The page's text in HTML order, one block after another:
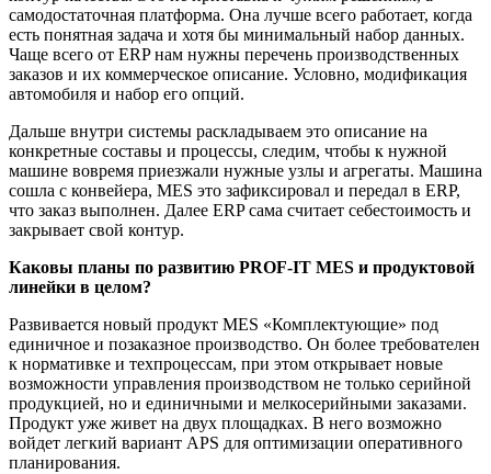
самодостаточная платформа. Она лучше всего работает, когда
есть понятная задача и хотя бы минимальный набор данных.
Чаще всего от ERP нам нужны перечень производственных
заказов и их коммерческое описание. Условно, модификация
автомобиля и набор его опций.
Дальше внутри системы раскладываем это описание на
конкретные составы и процессы, следим, чтобы к нужной
машине вовремя приезжали нужные узлы и агрегаты. Машина
сошла с конвейера, MES это зафиксировал и передал в ERP,
что заказ выполнен. Далее ERP сама считает себестоимость и
закрывает свой контур.
Каковы планы по развитию PROF-IT MES и продуктовой
линейки в целом?
Развивается новый продукт MES «Комплектующие» под
единичное и позаказное производство. Он более требователен
к нормативке и техпроцессам, при этом открывает новые
возможности управления производством не только серийной
продукцией, но и единичными и мелкосерийными заказами.
Продукт уже живет на двух площадках. В него возможно
войдет легкий вариант APS для оптимизации оперативного
планирования.